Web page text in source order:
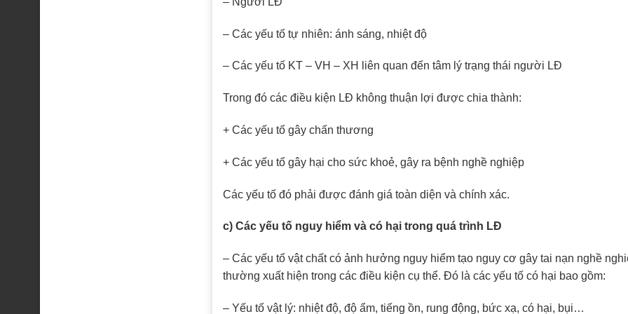
– Các yếu tố tự nhiên: ánh sáng, nhiệt độ
– Các yếu tố KT – VH – XH liên quan đến tâm lý trạng thái người LĐ
Trong đó các điều kiện LĐ không thuận lợi được chia thành:
+ Các yếu tố gây chấn thương
+ Các yếu tố gây hại cho sức khoẻ, gây ra bệnh nghề nghiệp
Các yếu tố đó phải được đánh giá toàn diện và chính xác.
c) Các yếu tố nguy hiểm và có hại trong quá trình LĐ
– Các yếu tố vật chất có ảnh hưởng nguy hiểm tạo nguy cơ gây tai nạn nghề
thường xuất hiện trong các điều kiện cụ thể. Đó là các yếu tố có hại bao gồm:
– Yếu tố vật lý: nhiệt độ, độ ẩm, tiếng ồn, rung động, bức xạ, có hại, bụi…